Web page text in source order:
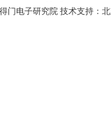
门电子研究院 技术支持：